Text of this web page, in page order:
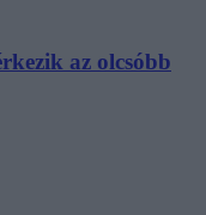
az olcsóbb